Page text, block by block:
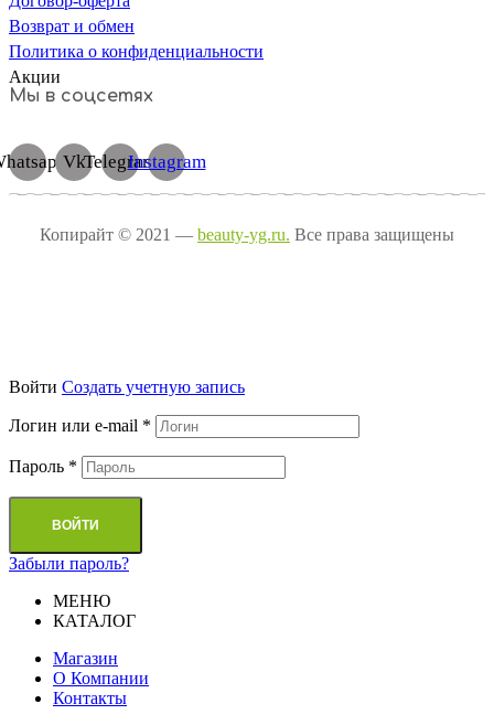
Возврат и обмен
Политика о конфиденциальности
Акции
Мы в соцсетях
VkTelegramInstagram
Копирайт © 2021 — beauty-yg.ru. Все права защищены
Войти Cоздать учетную запись
Логин или e-mail *
Пароль *
ВОЙТИ
Забыли пароль?
МЕНЮ
КАТАЛОГ
Магазин
О Компании
Контакты